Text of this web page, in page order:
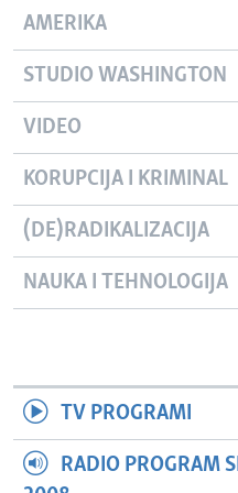
AMERIKA
STUDIO WASHINGTON
VIDEO
KORUPCIJA I KRIMINAL
(DE)RADIKALIZACIJA
NAUKA I TEHNOLOGIJA
TV PROGRAMI
RADIO PROGRAM